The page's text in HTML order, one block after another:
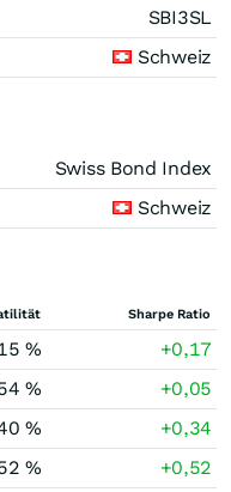
SBI3SL
Schweiz
Swiss Bond Index
Schweiz
Sharpe Ratio
%
+0,17
%
+0,05
%
+0,34
%
+0,52